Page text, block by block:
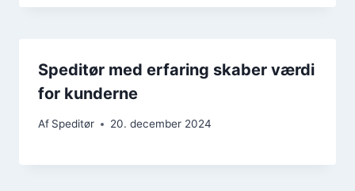
Speditør med erfaring skaber værdi
for kunderne
Af Speditør 20. december 2024